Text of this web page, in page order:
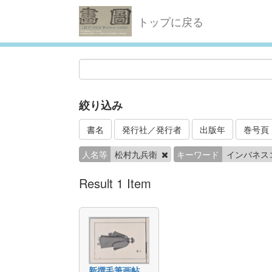
トップに戻る
絞り込み
書名 発行社／発行者 出版年 巻号頁
人名等 松村九兵衛 キーワード インバネ
Result 1 Item